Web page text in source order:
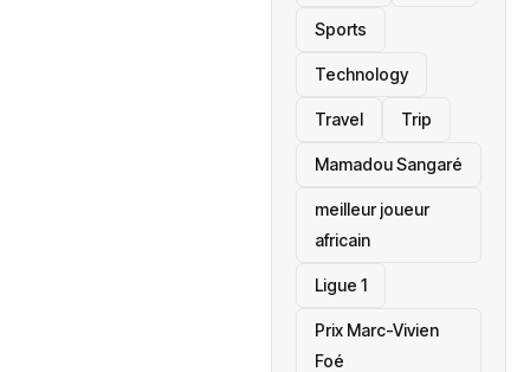
Sports
Technology
Travel Trip
Mamadou Sangaré
meilleur joueur
africain
Ligue 1
Prix Marc-Vivien
Foé